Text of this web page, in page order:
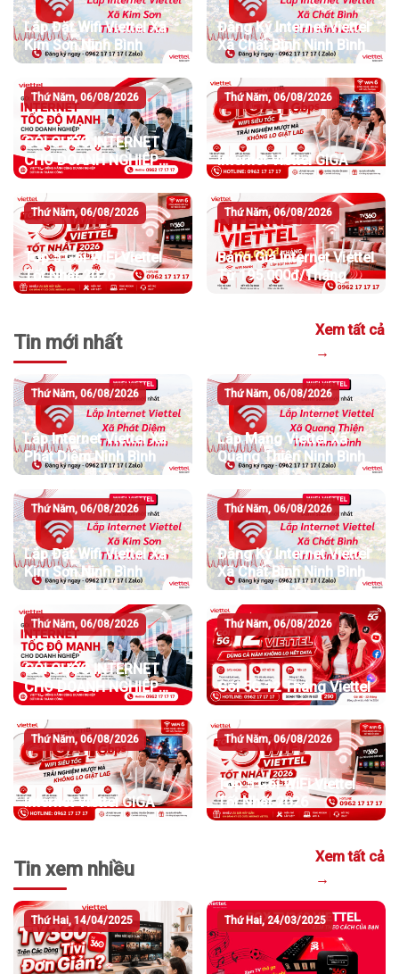
Lắp Đặt Wifi Viettel Xã
Kim Sơn Ninh Bình
Đăng Ký Internet Viettel
Xã Chất Bình Ninh Bình
Thứ Năm, 06/08/2026
GÓI CƯỚC INTERNET
CHO DOANH NGHIỆP
TỐC ĐỘ MẠNH
Thứ Năm, 06/08/2026
Internet Viettel GIGA
Thứ Năm, 06/08/2026
Top 5 Gói WiFi Viettel
Tốt Nhất 2026
Thứ Năm, 06/08/2026
Bảng Giá Internet Viettel
Từ 195.000đ/Tháng
Tin mới nhất
Xem tất cả
→
Thứ Năm, 06/08/2026
Lắp Internet Viettel Xã
Phát Diệm Ninh Bình
Thứ Năm, 06/08/2026
Lắp Mạng Viettel Xã
Quang Thiện Ninh Bình
Thứ Năm, 06/08/2026
Lắp Đặt Wifi Viettel Xã
Kim Sơn Ninh Bình
Thứ Năm, 06/08/2026
Đăng Ký Internet Viettel
Xã Chất Bình Ninh Bình
Thứ Năm, 06/08/2026
GÓI CƯỚC INTERNET
CHO DOANH NGHIỆP
TỐC ĐỘ MẠNH
Thứ Năm, 06/08/2026
Gói 5G 12 Tháng Viettel
Thứ Năm, 06/08/2026
Internet Viettel GIGA
Thứ Năm, 06/08/2026
Top 5 Gói WiFi Viettel
Tốt Nhất 2026
Tin xem nhiều
Xem tất cả
→
Thứ Hai, 14/04/2025 Thứ Hai, 24/03/2025